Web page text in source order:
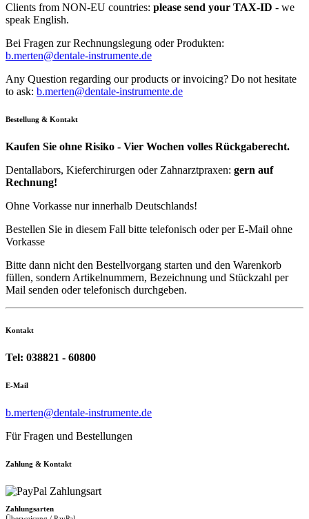
Clients from NON-EU countries: please send your TAX-ID - we
speak English.
Bei Fragen zur Rechnungslegung oder Produkten:
b.merten@dentale-instrumente.de
Any Question regarding our products or invoicing? Do not hesitate
to ask: b.merten@dentale-instrumente.de
Bestellung & Kontakt
Kaufen Sie ohne Risiko - Vier Wochen volles Rückgaberecht.
Dentallabors, Kieferchirurgen oder Zahnarztpraxen: gern auf
Rechnung!
Ohne Vorkasse nur innerhalb Deutschlands!
Bestellen Sie in diesem Fall bitte telefonisch oder per E-Mail ohne
Vorkasse
Bitte dann nicht den Bestellvorgang starten und den Warenkorb
füllen, sondern Artikelnummern, Bezeichnung und Stückzahl per
Mail senden oder telefonisch durchgeben.
Kontakt
Tel: 038821 - 60800
E-Mail
b.merten@dentale-instrumente.de
Für Fragen und Bestellungen
Zahlung & Kontakt
Zahlungsarten